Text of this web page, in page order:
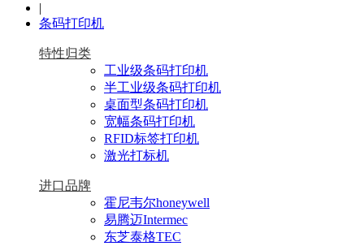
|
条码打印机
特性归类
工业级条码打印机
半工业级条码打印机
桌面型条码打印机
宽幅条码打印机
RFID标签打印机
激光打标机
进口品牌
霍尼韦尔honeywell
易腾迈Intermec
东芝泰格TEC